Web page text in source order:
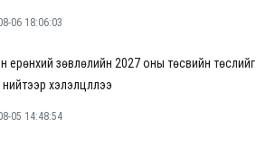
06 18:06:03
ерөнхий зөвлөлийн 2027 оны төсвийн төслийг
хэлэлцүүллээ
05 14:48:54